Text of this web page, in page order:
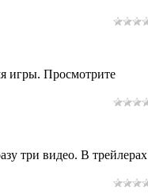
игры. Просмотрите
три видео. В трейлерах